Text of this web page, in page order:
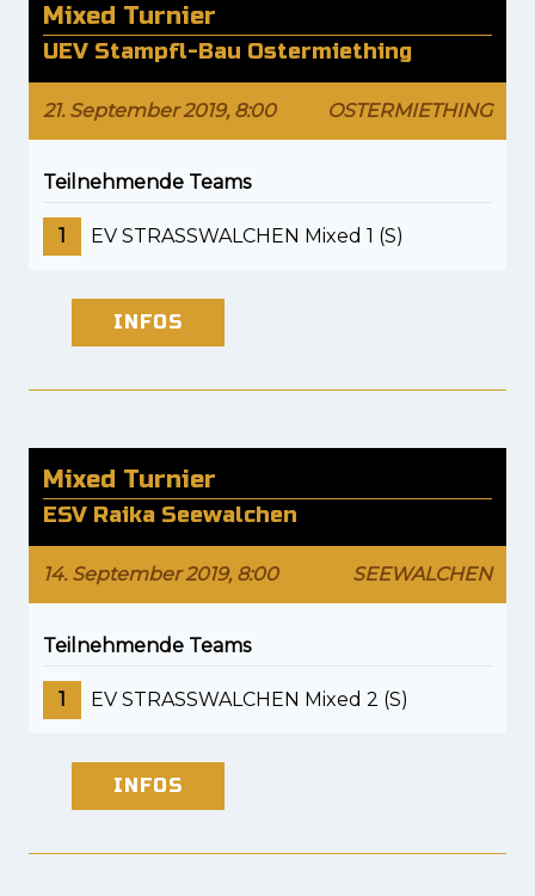
Mixed Turnier
UEV Stampfl-Bau Ostermiething
21. September 2019, 8:00 OSTERMIETHING
Teilnehmende Teams
1 EV STRASSWALCHEN Mixed 1 (S)
INFOS
Mixed Turnier
ESV Raika Seewalchen
14. September 2019, 8:00 SEEWALCHEN
Teilnehmende Teams
1 EV STRASSWALCHEN Mixed 2 (S)
INFOS